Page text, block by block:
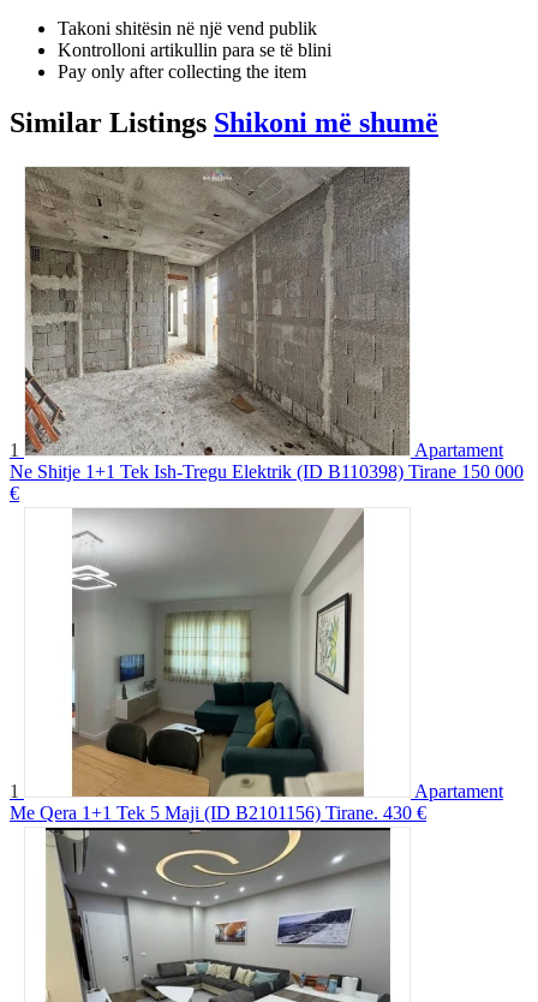
Takoni shitësin në një vend publik
Kontrolloni artikullin para se të blini
Pay only after collecting the item
Similar Listings Shikoni më shumë
1
Apartament
Ne Shitje 1+1 Tek Ish-Tregu Elektrik (ID B110398) Tirane 150 000
€
1
Apartament
Me Qera 1+1 Tek 5 Maji (ID B2101156) Tirane. 430 €